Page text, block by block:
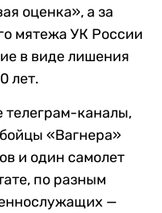
оценка», а за
мятежа УК России
в виде лишения
лет.
телеграм-каналы,
«Вагнера»
и один самолет
по разным
—